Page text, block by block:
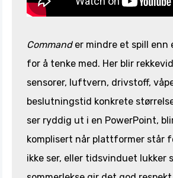
Command er mindre et spill enn
for å tenke med. Her blir
sensorer, luftvern, drivstoff,
beslutningstid konkrete
ser ryddig ut i en PowerPoint,
komplisert når plattformer står
ikke ser, eller tidsvinduet lukker